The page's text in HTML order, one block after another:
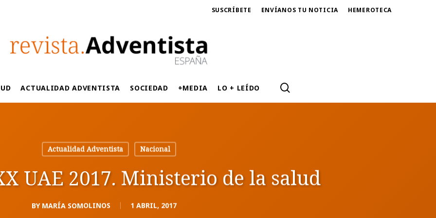
SUSCRÍBETE ENVÍANOS TU NOTICIA HEMEROTECA
ACTUALIDAD ADVENTISTA SOCIEDAD +MEDIA LO + LEÍDO
Actualidad Adventista Nacional
UAE 2017. Ministerio de la salud
BY MARÍA SOMOLINOS 1 ABRIL, 2017